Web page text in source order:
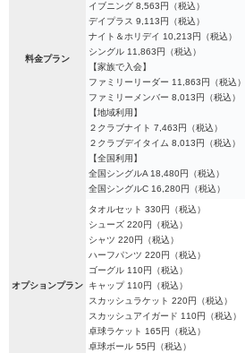
料金プラン
イブニング 8,563円（税込）
デイプラス 9,113円（税込）
ナイト＆ホリデイ 10,213円（税込）
シングル 11,863円（税込）
【家族で入会】
ファミリーリーダー 11,863円（税込）
ファミリーメンバー 8,013円（税込）
【地域利用】
２クラブナイト 7,463円（税込）
２クラブデイタイム 8,013円（税込）
【全国利用】
全国シングルA 18,480円（税込）
全国シングルC 16,280円（税込）
オプションプラン
タオルセット 330円（税込）
シューズ 220円（税込）
シャツ 220円（税込）
ハーフパンツ 220円（税込）
ゴーグル 110円（税込）
キャップ 110円（税込）
スカッシュラケット 220円（税込）
スカッシュアイガード 110円（税込）
卓球ラケット 165円（税込）
卓球ボール 55円（税込）